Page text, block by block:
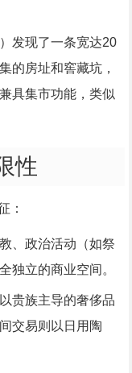
发现了一条宽达20
的房址和窖藏坑，
具集市功能，类似
性
：
、政治活动（如祭
独立的商业空间。
贵族主导的奢侈品
交易则以日用陶